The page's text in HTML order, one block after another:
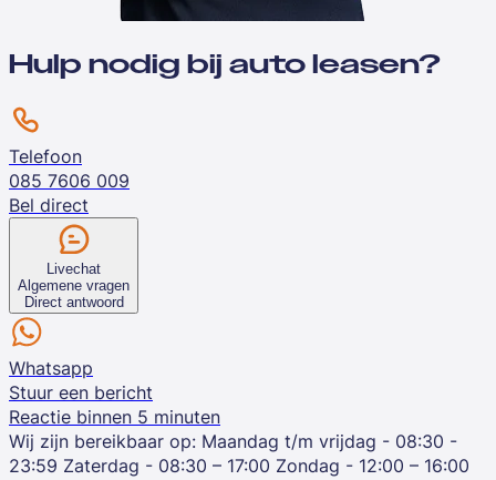
Hulp nodig bij auto leasen?
Telefoon
085 7606 009
Bel direct
Livechat
Algemene vragen
Direct antwoord
Whatsapp
Stuur een bericht
Reactie binnen 5 minuten
Wij zijn bereikbaar op: Maandag t/m vrijdag - 08:30 -
23:59 Zaterdag - 08:30 – 17:00 Zondag - 12:00 – 16:00